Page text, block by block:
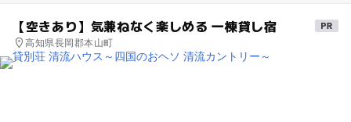
【空きあり】気兼ねなく楽しめる 一棟貸し宿
高知県長岡郡本山町